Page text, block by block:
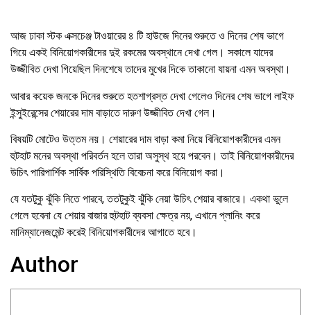
আজ ঢাকা স্টক এক্সচেঞ্জ টাওয়ারের ৪ টি হাউজে দিনের শুরুতে ও দিনের শেষ ভাগে
গিয়ে একই বিনিয়োগকারীদের দুই রকমের অবস্থানে দেখা গেল। সকালে যাদের
উজ্জীবিত দেখা গিয়েছিল দিনশেষে তাদের মুখের দিকে তাকানো যায়না এমন অবস্থা।
আবার কয়েক জনকে দিনের শুরুতে হতশাগ্রস্ত দেখা গেলেও দিনের শেষ ভাগে লাইফ
ইন্সুইরেন্সের শেয়ারের দাম বাড়াতে দারুণ উজ্জীবিত দেখা গেল।
বিষয়টি মোটেও উত্তম নয়। শেয়ারের দাম বাড়া কমা নিয়ে বিনিয়োগকারীদের এমন
হুটহাট মনের অবস্থা পরিবর্তন হলে তারা অসুস্থ হয়ে পরবেন। তাই বিনিয়োগকারীদের
উচিৎ পারিপার্শিক সার্বিক পরিস্থিতি বিবেচনা করে বিনিয়োগ করা।
যে যতটুকু ঝুঁকি নিতে পারবে, ততটুকুই ঝুঁকি নেয়া উচিৎ শেয়ার বাজারে। একথা ভুলে
গেলে হবেনা যে শেয়ার বাজার হুটহাট ব্যবসা ক্ষেত্র নয়, এখানে প্লানিং করে
মানিম্যানেজমেন্ট করেই বিনিয়োগকারীদের আগাতে হবে।
Author